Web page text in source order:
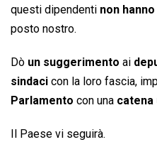
questi dipendenti non hanno
posto nostro.
Dò un suggerimento ai
sindaci con la loro fascia,
Parlamento con una catena
Il Paese vi seguirà.